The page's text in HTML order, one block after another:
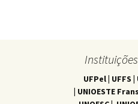
UFPel | UFFS
| UNIOESTE